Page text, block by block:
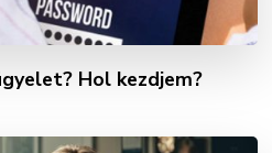
Hol kezdjem?